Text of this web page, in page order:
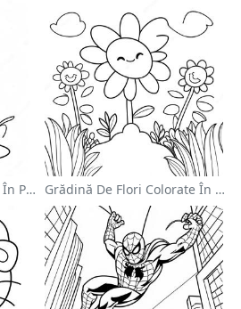
Iepuraș De Paște Drăguț În Pagină De Colorat Grădină De Flori Colorate În Pagină De Colorat